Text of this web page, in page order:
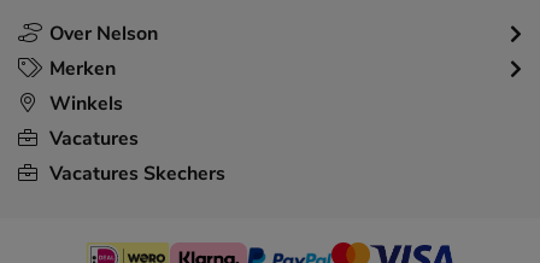
Over Nelson
Merken
Winkels
Vacatures
Vacatures Skechers